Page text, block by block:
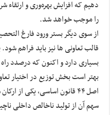
دهیم که افزایش بهره‌وری و ارتقاء
را موجب خواهد شد.
از سوی دیگر بستر ورود فارغ
قالب تعاونی ها نیز باید فراهم
بسیاری دارد و اکنون که درصدد
بهتر است بخش توزیع در اختیار
اصل ۴۴ قانون اساسی، یکی
سهم آن از تولید ناخالص داخلی